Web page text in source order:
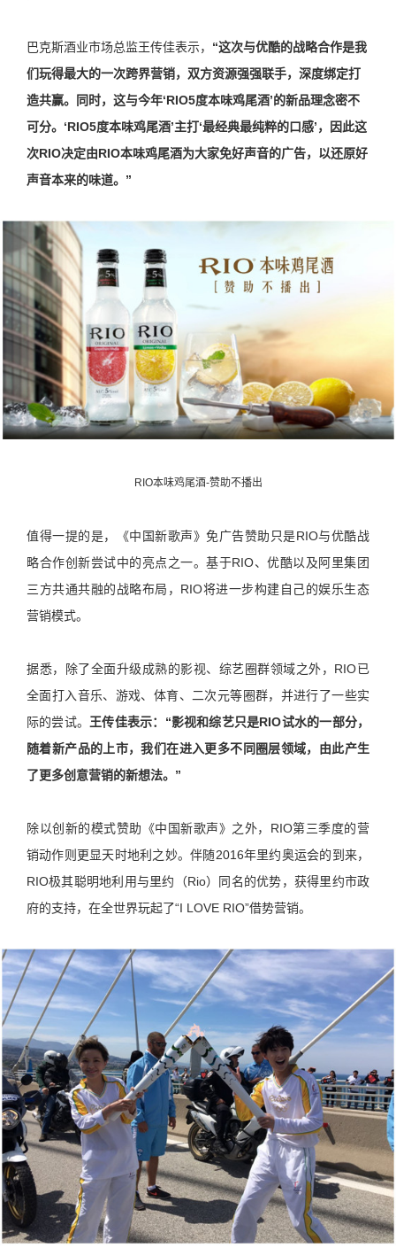
巴克斯酒业市场总监王传佳表示， “这次与优酷的战略合作是我
们玩得最大的一次跨界营销，双方资源强强联手，深度绑定打
造共赢。同时，这与今年‘RIO5度本味鸡尾酒’的新品理念密不
可分。‘RIO5度本味鸡尾酒’主打‘最经典最纯粹的口感’，因此这
次RIO决定由RIO本味鸡尾酒为大家免好声音的广告，以还原好
声音本来的味道。”
RIO本味鸡尾酒-赞助不播出
值得一提的是，《中国新歌声》免广告赞助只是RIO与优酷战
略合作创新尝试中的亮点之一。基于RIO、优酷以及阿里集团
三方共通共融的战略布局，RIO将进一步构建自己的娱乐生态
营销模式。
据悉，除了全面升级成熟的影视、综艺圈群领域之外，RIO已
全面打入音乐、游戏、体育、二次元等圈群，并进行了一些实
际的尝试。王传佳表示：“影视和综艺只是RIO试水的一部分，
随着新产品的上市，我们在进入更多不同圈层领域，由此产生
了更多创意营销的新想法。”
除以创新的模式赞助《中国新歌声》之外，RIO第三季度的营
销动作则更显天时地利之妙。伴随2016年里约奥运会的到来，
RIO极其聪明地利用与里约（Rio）同名的优势，获得里约市政
府的支持，在全世界玩起了“I LOVE RIO”借势营销。